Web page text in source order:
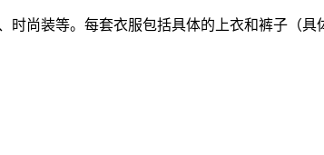
尚装等。每套衣服包括具体的上衣和裤子（